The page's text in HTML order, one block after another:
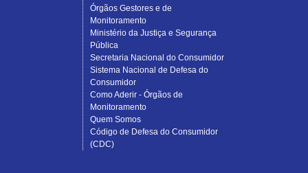
Órgãos Gestores e de
Monitoramento
Ministério da Justiça e Segurança
Pública
Secretaria Nacional do Consumidor
Sistema Nacional de Defesa do
Consumidor
Como Aderir - Órgãos de
Monitoramento
Quem Somos
Código de Defesa do Consumidor
(CDC)